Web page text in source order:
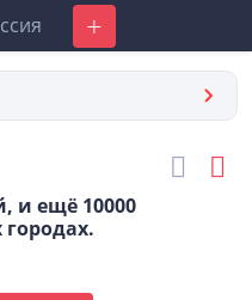
Добавить
и ещё 10000